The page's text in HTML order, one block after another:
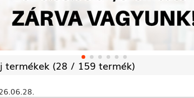
termékek (28 / 159 termék)